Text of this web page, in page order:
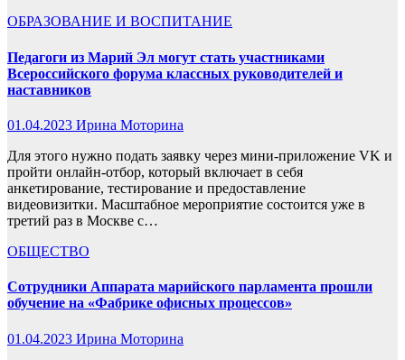
ОБРАЗОВАНИЕ И ВОСПИТАНИЕ
Педагоги из Марий Эл могут стать участниками
Всероссийского форума классных руководителей и
наставников
01.04.2023 Ирина Моторина
Для этого нужно подать заявку через мини-приложение VK и
пройти онлайн-отбор, который включает в себя
анкетирование, тестирование и предоставление
видеовизитки. Масштабное мероприятие состоится уже в
третий раз в Москве с…
ОБЩЕСТВО
Сотрудники Аппарата марийского парламента прошли
обучение на «Фабрике офисных процессов»
01.04.2023 Ирина Моторина